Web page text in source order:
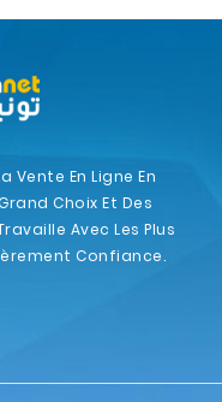
Vente En Ligne En
Choix Et Des
Avec Les Plus
Confiance.